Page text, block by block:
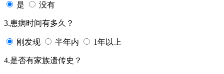
是 没有
3.患病时间有多久？
刚发现 半年内 1年以上
4.是否有家族遗传史？